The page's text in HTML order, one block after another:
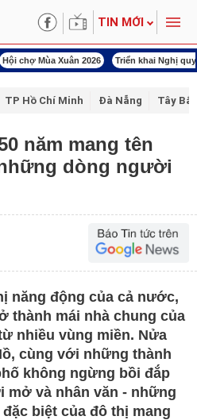
TIN MỚI
2026 Triển khai Nghị quyết Đại hội XIV
TP Hồ Chí Minh Đà Nẵng Tây
năm mang tên
dòng người
năng động của cả nước,
thành mái nhà chung của
nhiều vùng miền. Nửa
cùng với những thành
không ngừng bồi đắp
mở và nhân văn - những
biệt của đô thị mang